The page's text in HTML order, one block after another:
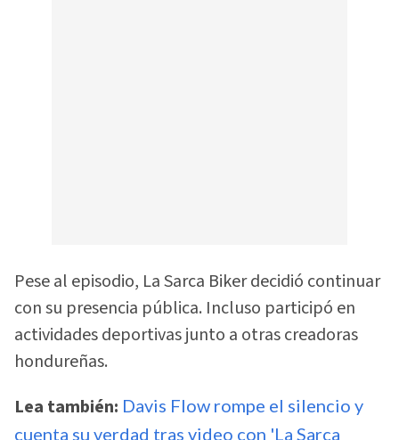
Pese al episodio, La Sarca Biker decidió continuar
con su presencia pública. Incluso participó en
actividades deportivas junto a otras creadoras
hondureñas.
Lea también: Davis Flow rompe el silencio y
cuenta su verdad tras video con 'La Sarca